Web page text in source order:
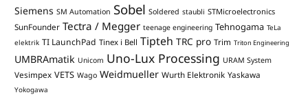
Siemens SM Automation Sobel Soldered staubli STMicroelectronics
SunFounder Tectra / Megger teenage engineering Tehnogama TeLa
elektrik TI LaunchPad Tinex i Bell Tipteh TRC pro Trim Triton Engineering
UMBRAmatik Unicom Uno-Lux Processing URAM System
Vesimpex VETS Wago Weidmueller Wurth Elektronik Yaskawa
Yokogawa